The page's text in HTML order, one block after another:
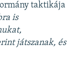
taktikája
is
játszanak, és